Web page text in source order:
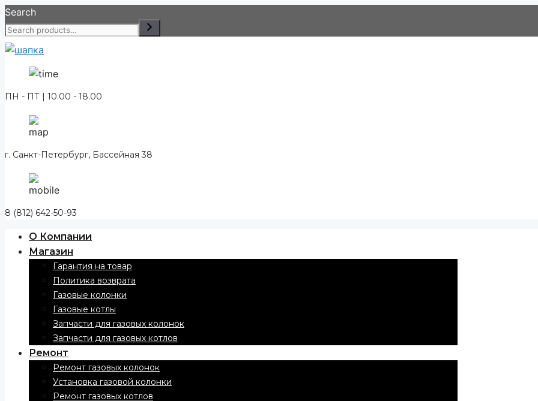
Перейти
к
содержимому
Search
ПН - ПТ | 10.00 - 18.00
г. Санкт-Петербург, Бассейная 38
8 (812) 642-50-93
О Компании
Магазин
Гарантия на товар
Политика возврата
Газовые колонки
Газовые котлы
Запчасти для газовых колонок
Запчасти для газовых котлов
Ремонт
Ремонт газовых колонок
Установка газовой колонки
Ремонт газовых котлов